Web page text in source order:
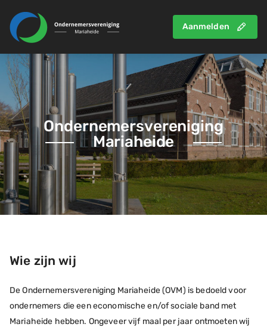
Ondernemersvereniging
Mariaheide
Wie zijn wij
De Ondernemersvereniging Mariaheide (OVM) is bedoeld voor
ondernemers die een economische en/of sociale band met
Mariaheide hebben. Ongeveer vijf maal per jaar ontmoeten wij
Aanmelden